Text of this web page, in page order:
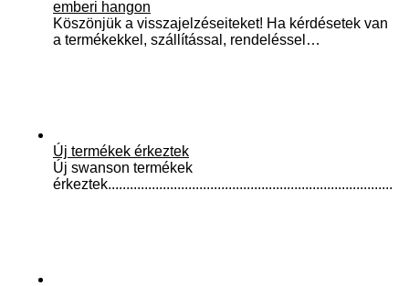
emberi hangon
Köszönjük a visszajelzéseiteket! Ha kérdésetek van
a termékekkel, szállítással, rendeléssel…
Új termékek érkeztek
Új swanson termékek
érkeztek..............................................................................